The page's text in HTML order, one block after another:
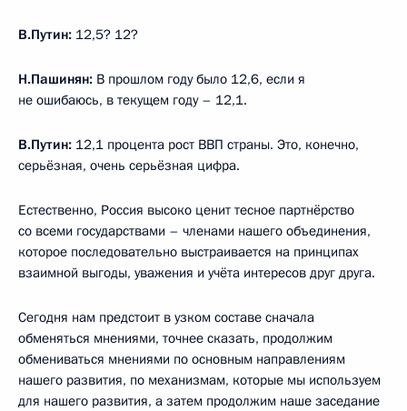
В.Путин: 12,5? 12?
Н.Пашинян: В прошлом году было 12,6, если я
не ошибаюсь, в текущем году – 12,1.
В.Путин: 12,1 процента рост ВВП страны. Это, конечно,
серьёзная, очень серьёзная цифра.
Естественно, Россия высоко ценит тесное партнёрство
со всеми государствами – членами нашего объединения,
которое последовательно выстраивается на принципах
взаимной выгоды, уважения и учёта интересов друг друга.
Сегодня нам предстоит в узком составе сначала
обменяться мнениями, точнее сказать, продолжим
обмениваться мнениями по основным направлениям
нашего развития, по механизмам, которые мы используем
для нашего развития, а затем продолжим наше заседание